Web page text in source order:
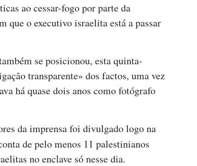
ao cessar-fogo por parte da
que o executivo israelita está a passar
se posicionou, esta quinta-
transparente» dos factos, uma vez
há quase dois anos como fotógrafo
da imprensa foi divulgado logo na
de pelo menos 11 palestinianos
no enclave só nesse dia.